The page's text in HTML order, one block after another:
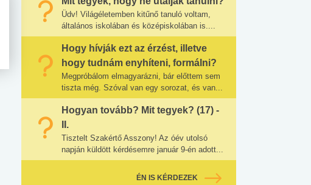
Üdv! Világéletemben kitűnő tanuló voltam,
általános iskolában és középiskolában is....
Hogy hívják ezt az érzést, illetve
hogy tudnám enyhíteni, formálni?
Megpróbálom elmagyarázni, bár előttem sem
tiszta még. Szóval van egy sorozat, és van...
Hogyan tovább? Mit tegyek? (17) -
II.
Tisztelt Szakértő Asszony! Az óév utolsó
napján küldött kérdésemre január 9-én adott...
ÉN IS KÉRDEZEK